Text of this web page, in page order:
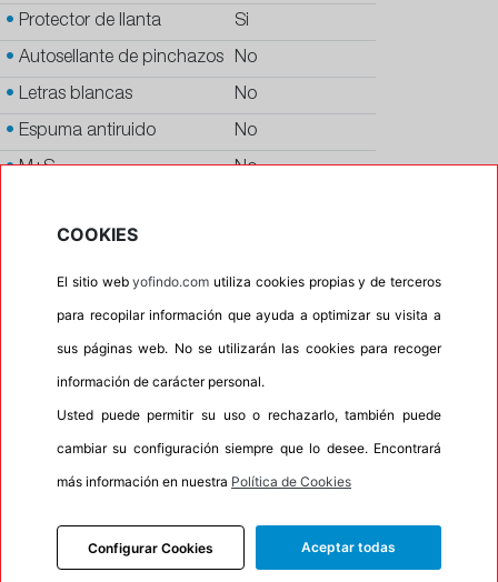
• Protector de llanta Si
• Autosellante de pinchazos No
• Letras blancas No
• Espuma antiruido No
•M+S No
Calidad QUALITY
P.O.R. No
Oportunidad No
Etiqueta energética Información Eprel
DESCRIPCIÓN
CARACTERÍSTICAS
COOKIES
El sitio webyofindo.com utiliza cookies propias y de terceros
para recopilar información que ayuda a optimizar su visita a
sus páginas web. No se utilizarán las cookies para recoger
información de carácter personal.
Usted puede permitir su uso o rechazarlo, también puede
cambiar su configuración siempre que lo desee. Encontrará
más información en nuestra Política de Cookies
Configurar Cookies Aceptar todas